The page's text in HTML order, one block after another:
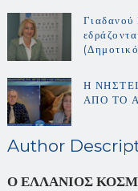
Γιαδανού
Η
ΑΠΟ ΤΟ
Author
Ο ΕΛΛΑΝΙΟΣ